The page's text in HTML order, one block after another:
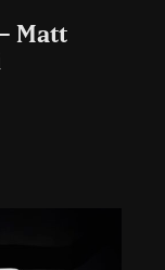
Matt